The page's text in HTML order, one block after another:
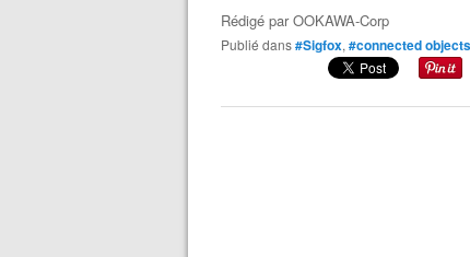
Rédigé parOOKAWA-Corp
Publié dans#Sigfox, #connected objects